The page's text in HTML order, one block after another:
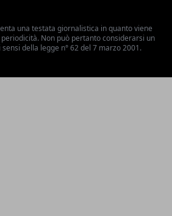
una testata giornalistica in quanto viene
Non può pertanto considerarsi un
della legge n° 62 del 7 marzo 2001.